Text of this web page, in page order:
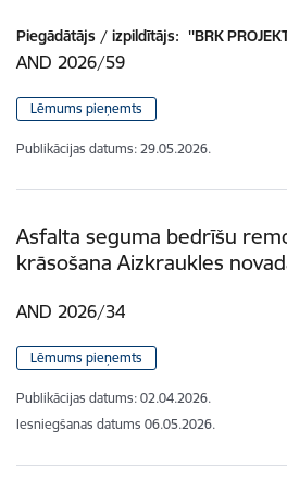
Piegādātājs / izpildītājs: ''BRK
AND 2026/59
Lēmums pieņemts
Publikācijas datums: 29.05.2026.
Asfalta seguma bedrīšu
krāsošana Aizkraukles
AND 2026/34
Lēmums pieņemts
Publikācijas datums: 02.04.2026.
Iesniegšanas datums 06.05.2026.